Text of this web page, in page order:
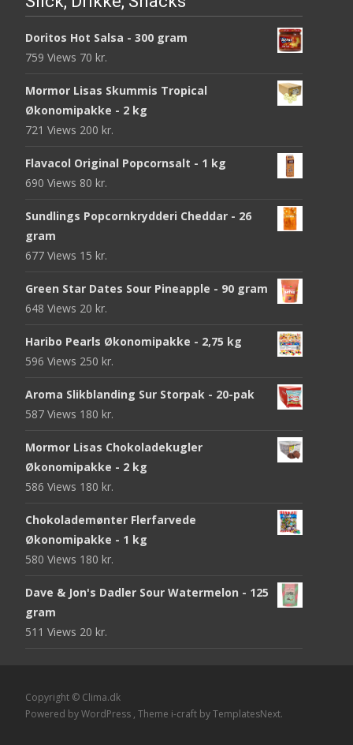
Doritos Hot Salsa - 300 gram
759 Views 70 kr.
Mormor Lisas Skummis Tropical
Økonomipakke - 2 kg
721 Views 200 kr.
Flavacol Original Popcornsalt - 1 kg
690 Views 80 kr.
Sundlings Popcornkrydderi Cheddar - 26
gram
677 Views 15 kr.
Green Star Dates Sour Pineapple - 90 gram
648 Views 20 kr.
Haribo Pearls Økonomipakke - 2,75 kg
596 Views 250 kr.
Aroma Slikblanding Sur Storpak - 20-pak
587 Views 180 kr.
Mormor Lisas Chokoladekugler
Økonomipakke - 2 kg
586 Views 180 kr.
Chokolademønter Flerfarvede
Økonomipakke - 1 kg
580 Views 180 kr.
Dave & Jon's Dadler Sour Watermelon - 125
gram
511 Views 20 kr.
Copyright © Clima.dk
Powered by WordPress , Theme i-craft by TemplatesNext.